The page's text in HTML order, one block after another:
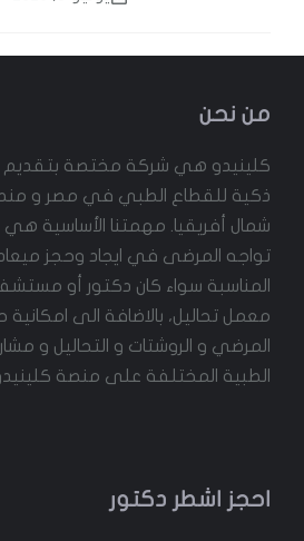
من نحن
كلينيدو هي شركة مختصة بتقديم
ذكية للقطاع الطبي في مصر و
شمال أفريقيا. مهمتنا الأساسية
تواجه المرضى في ايجاد وحجز
المناسبة سواء كان دكتور أو
معمل تحاليل، بالاضافة الى امكانية
المرضي و الروشتات و التحاليل و
الطبية المختلفة على منصة
احجز اشطر دكتور